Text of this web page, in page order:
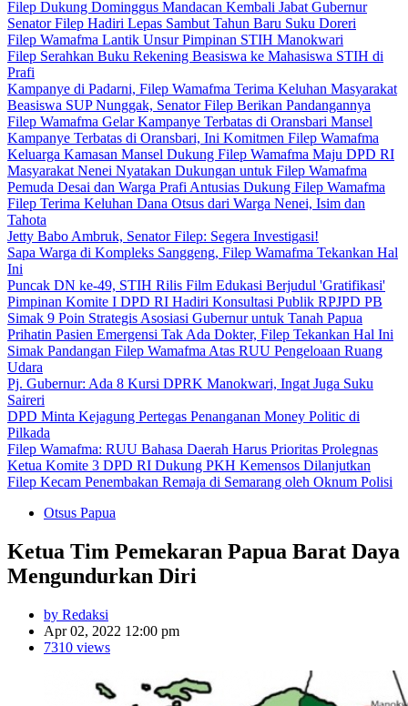
Filep Dukung Dominggus Mandacan Kembali Jabat Gubernur
Senator Filep Hadiri Lepas Sambut Tahun Baru Suku Doreri
Filep Wamafma Lantik Unsur Pimpinan STIH Manokwari
Filep Serahkan Buku Rekening Beasiswa ke Mahasiswa STIH di
Prafi
Kampanye di Padarni, Filep Wamafma Terima Keluhan Masyarakat
Beasiswa SUP Nunggak, Senator Filep Berikan Pandangannya
Filep Wamafma Gelar Kampanye Terbatas di Oransbari Mansel
Kampanye Terbatas di Oransbari, Ini Komitmen Filep Wamafma
Keluarga Kamasan Mansel Dukung Filep Wamafma Maju DPD RI
Masyarakat Nenei Nyatakan Dukungan untuk Filep Wamafma
Pemuda Desai dan Warga Prafi Antusias Dukung Filep Wamafma
Filep Terima Keluhan Dana Otsus dari Warga Nenei, Isim dan
Tahota
Jetty Babo Ambruk, Senator Filep: Segera Investigasi!
Sapa Warga di Kompleks Sanggeng, Filep Wamafma Tekankan Hal
Ini
Puncak DN ke-49, STIH Rilis Film Edukasi Berjudul 'Gratifikasi'
Pimpinan Komite I DPD RI Hadiri Konsultasi Publik RPJPD PB
Simak 9 Poin Strategis Asosiasi Gubernur untuk Tanah Papua
Prihatin Pasien Emergensi Tak Ada Dokter, Filep Tekankan Hal Ini
Simak Pandangan Filep Wamafma Atas RUU Pengeloaan Ruang
Udara
Pj. Gubernur: Ada 8 Kursi DPRK Manokwari, Ingat Juga Suku
Saireri
DPD Minta Kejagung Pertegas Penanganan Money Politic di
Pilkada
Filep Wamafma: RUU Bahasa Daerah Harus Prioritas Prolegnas
Ketua Komite 3 DPD RI Dukung PKH Kemensos Dilanjutkan
Filep Kecam Penembakan Remaja di Semarang oleh Oknum Polisi
Otsus Papua
Ketua Tim Pemekaran Papua Barat Daya
Mengundurkan Diri
by Redaksi
Apr 02, 2022 12:00 pm
7310 views